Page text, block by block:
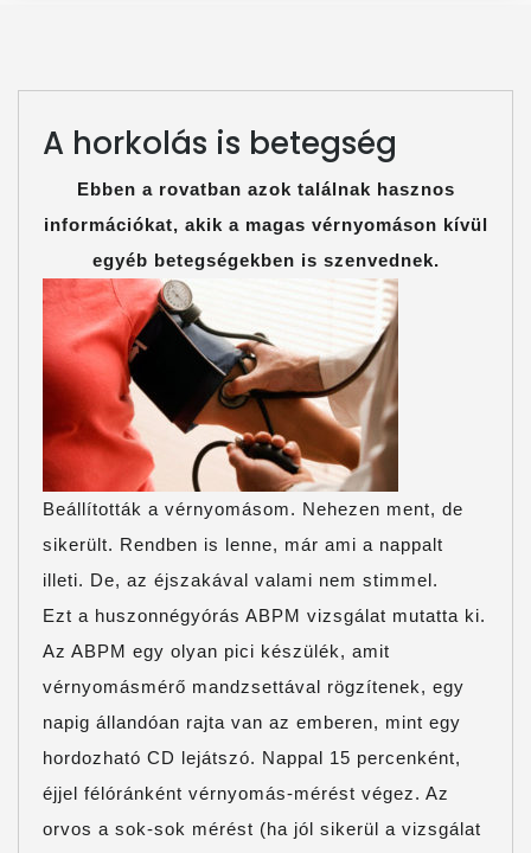
PARTNEREINK
ASTELLAS-
A horkolás is betegség
Ebben a rovatban azok találnak hasznos
információkat, akik a magas vérnyomáson kívül
egyéb betegségekben is szenvednek.
Beállították a vérnyomásom. Nehezen ment, de
sikerült. Rendben is lenne, már ami a nappalt
illeti. De, az éjszakával valami nem stimmel.
Ezt a huszonnégyórás ABPM vizsgálat mutatta ki.
Az ABPM egy olyan pici készülék, amit
vérnyomásmérő mandzsettával rögzítenek, egy
napig állandóan rajta van az emberen, mint egy
hordozható CD lejátszó. Nappal 15 percenként,
éjjel félóránként vérnyomás-mérést végez. Az
orvos a sok-sok mérést (ha jól sikerül a vizsgálat